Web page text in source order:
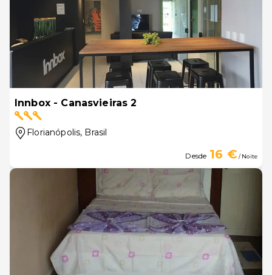
Innbox - Canasvieiras 2
Florianópolis, Brasil
Desde 16 €/ Noite